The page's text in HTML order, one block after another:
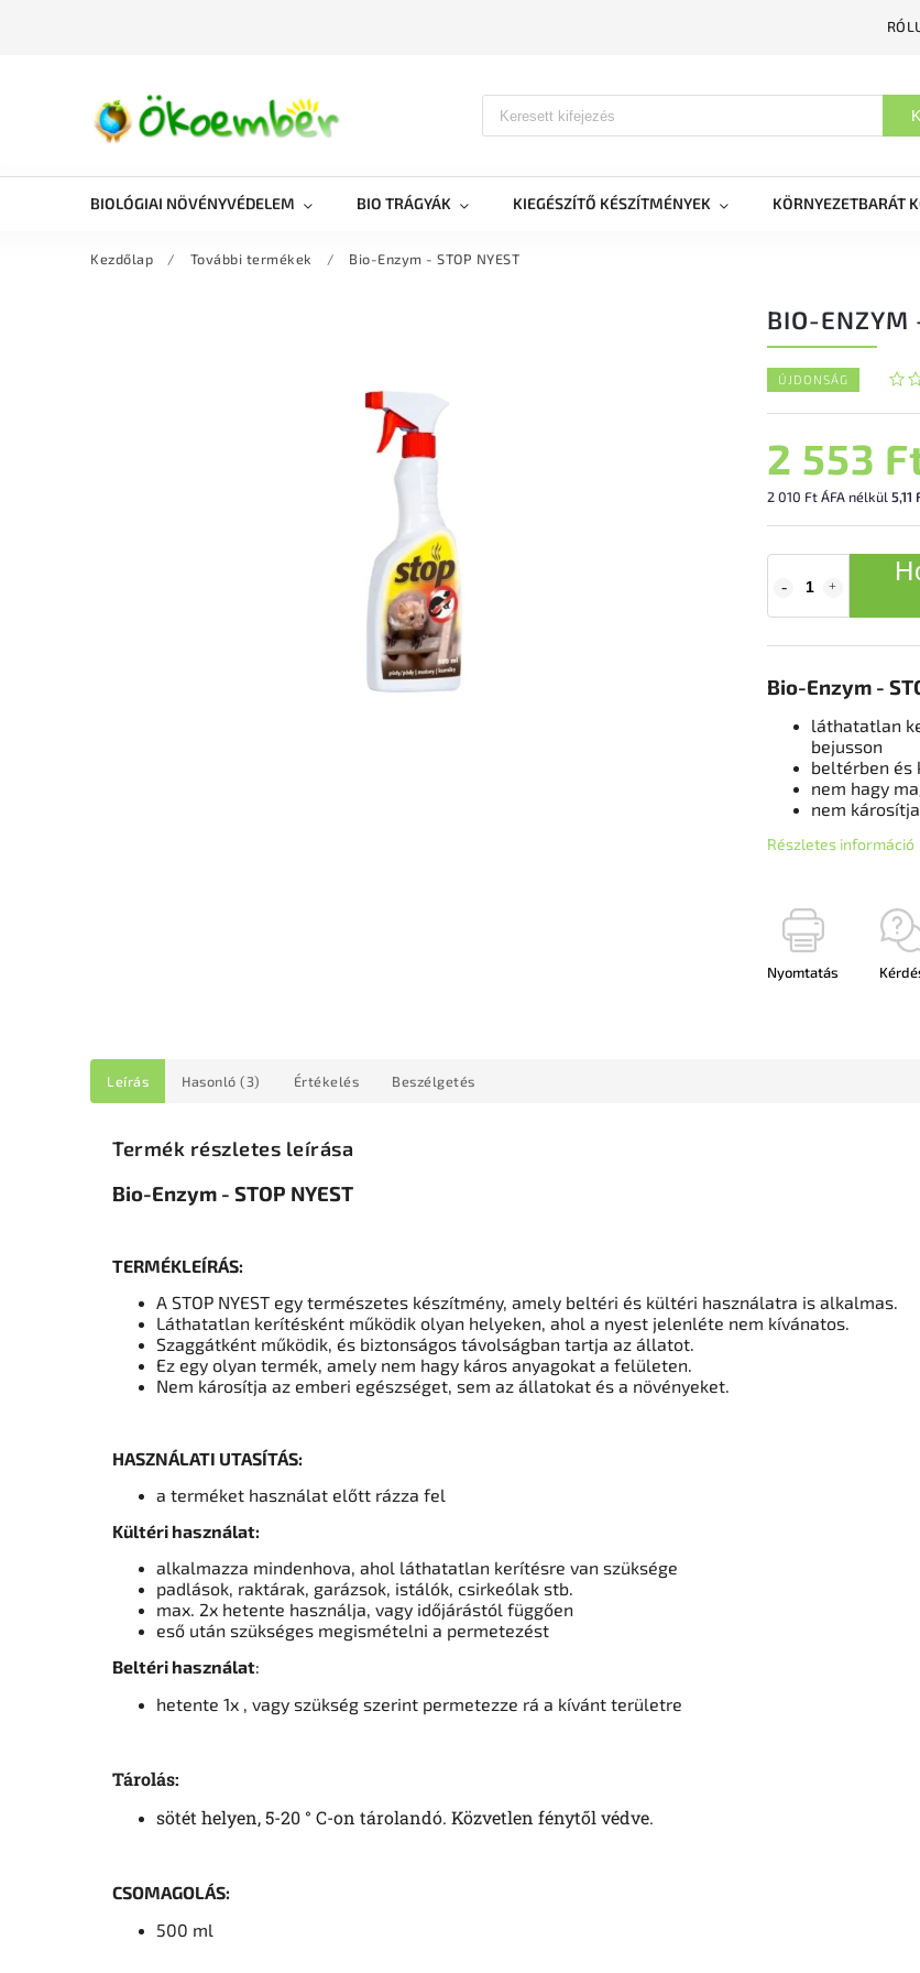
BIOLÓGIAI NÖVÉNYVÉDELEM BIO TRÁGYÁK KIEGÉSZÍTŐ KÉSZÍTMÉNYEK KÖRNYEZETBARÁT
Kezdőlap / További termékek / Bio-Enzym - STOP NYEST
BIO-ENZYM
ÚJDONSÁG
2 553
2 010 Ft ÁFA nélkül 5,11
Bio-Enzym -
láthatatlan
bejusson
beltérben és
nem hagy
nem
Részletes információ
Nyomtatás
Leírás Hasonló (3) Értékelés Beszélgetés
Termék részletes leírása
Bio-Enzym - STOP NYEST
TERMÉKLEÍRÁS:
A STOP NYEST egy természetes készítmény, amely beltéri és kültéri használatra is alkalmas.
Láthatatlan kerítésként működik olyan helyeken, ahol a nyest jelenléte nem kívánatos.
Szaggátként működik, és biztonságos távolságban tartja az állatot.
Ez egy olyan termék, amely nem hagy káros anyagokat a felületen.
Nem károsítja az emberi egészséget, sem az állatokat és a növényeket.
HASZNÁLATI UTASÍTÁS:
a terméket használat előtt rázza fel
Kültéri használat:
alkalmazza mindenhova, ahol láthatatlan kerítésre van szüksége
padlások, raktárak, garázsok, istálók, csirkeólak stb.
max. 2x hetente használja, vagy időjárástól függően
eső után szükséges megismételni a permetezést
Beltéri használat:
hetente 1x , vagy szükség szerint permetezze rá a kívánt területre
Tárolás:
sötét helyen, 5-20 ° C-on tárolandó. Közvetlen fénytől védve.
CSOMAGOLÁS:
500 ml